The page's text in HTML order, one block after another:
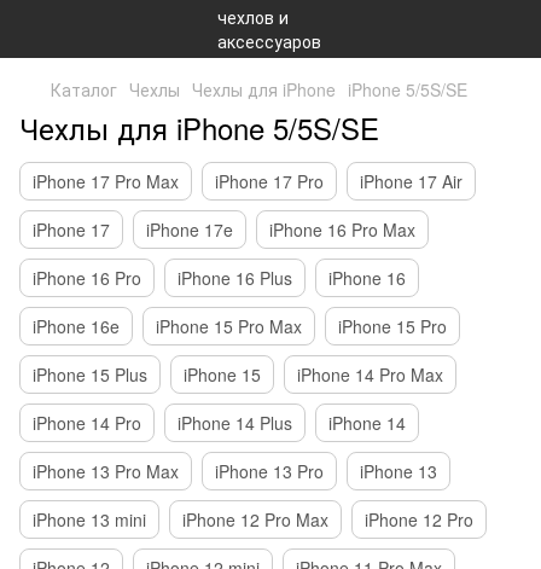
Каталог Чехлы Чехлы для iPhone iPhone 5/5S/SE
Чехлы для iPhone 5/5S/SE
iPhone 17 Pro Max iPhone 17 Pro
iPhone 17 Air
iPhone 17
iPhone 17e
iPhone 16 Pro Max
iPhone 16 Pro
iPhone 16 Plus
iPhone 16
iPhone 16e
iPhone 15 Pro Max
iPhone 15 Pro
iPhone 15 Plus
iPhone 15
iPhone 14 Pro Max
iPhone 14 Pro
iPhone 14 Plus
iPhone 14
iPhone 13 Pro Max
iPhone 13 Pro
iPhone 13
iPhone 13 mini
iPhone 12 Pro Max
iPhone 12 Pro